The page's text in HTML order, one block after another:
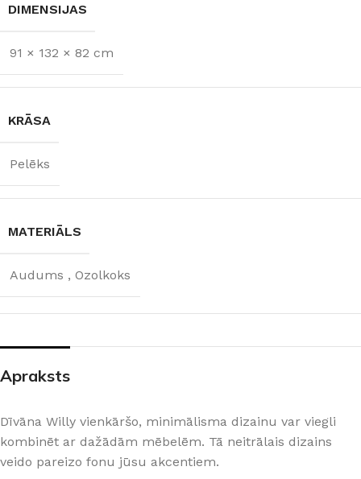
DIMENSIJAS
91 × 132 × 82 cm
KRĀSA
Pelēks
MATERIĀLS
Audums , Ozolkoks
Apraksts
Dīvāna Willy vienkāršo, minimālisma dizainu var viegli
kombinēt ar dažādām mēbelēm. Tā neitrālais dizains
veido pareizo fonu jūsu akcentiem.